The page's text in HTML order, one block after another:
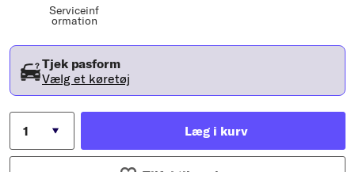
Serviceinf
ormation
Tjek pasform
Vælg et køretøj
Læg i kurv